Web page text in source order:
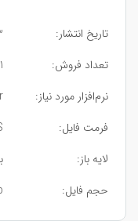
تاریخ انتشار:
تعداد فروش:
1
نرم‌افزار مورد نیاز:
فرمت فایل:
لایه باز:
حجم فایل: